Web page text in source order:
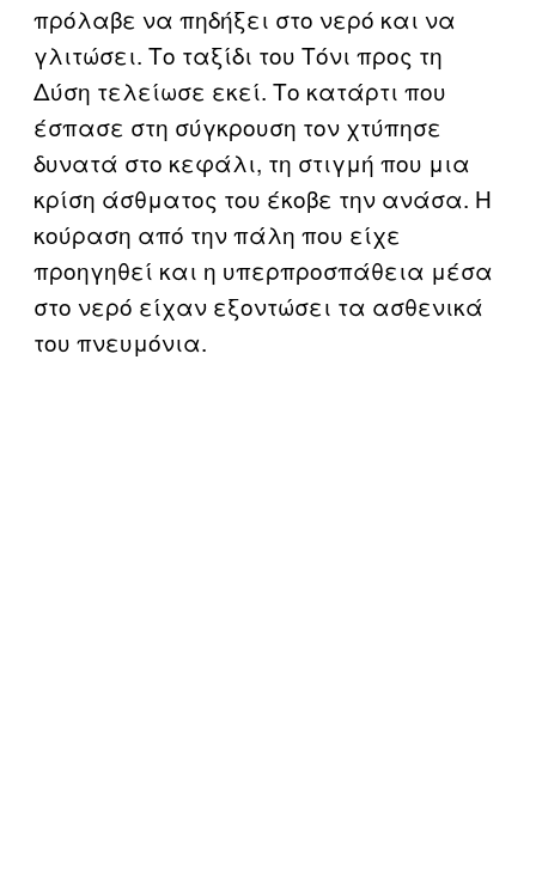
πρόλαβε να πηδήξει στο νερό και να
γλιτώσει. Το ταξίδι του Τόνι προς τη
Δύση τελείωσε εκεί. Το κατάρτι που
έσπασε στη σύγκρουση τον χτύπησε
δυνατά στο κεφάλι, τη στιγμή που μια
κρίση άσθματος του έκοβε την ανάσα. Η
κούραση από την πάλη που είχε
προηγηθεί και η υπερπροσπάθεια μέσα
στο νερό είχαν εξοντώσει τα ασθενικά
του πνευμόνια.